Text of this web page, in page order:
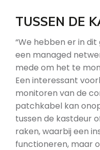
TUSSEN DE
“We hebben er in
een managed
mede om het te
Een interessant
monitoren van de
patchkabel kan
tussen de kastdeur
raken, waarbij een
functioneren, maar